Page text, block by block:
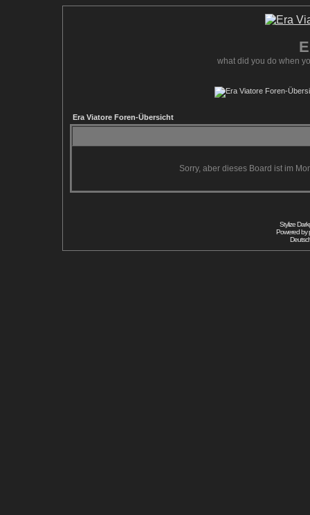
what did you do when
Era Viatore Foren-Übersicht
Sorry, aber dieses Board ist im
Stylize
Powered by